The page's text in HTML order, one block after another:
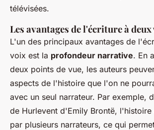
télévisées.
Les avantages de l'écriture à
L'un des principaux avantages de
voix est la profondeur narrative. En
deux points de vue, les auteurs
aspects de l'histoire que l'on ne
avec un seul narrateur. Par exemple,
de Hurlevent d'Emily Brontë, l'histoire
par plusieurs narrateurs, ce qui